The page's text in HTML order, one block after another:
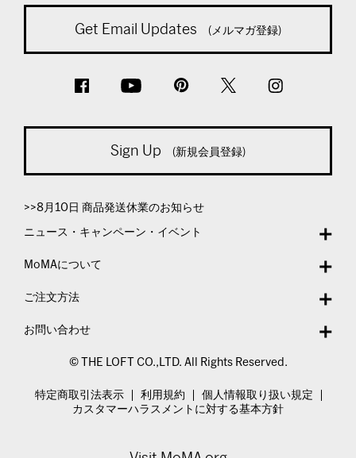
Get Email Updates (メルマガ登録)
Sign Up (新規会員登録)
>>8月10日 商品発送休業のお知らせ
ニュース・キャンペーン・イベント
MoMAについて
ご注文方法
お問い合わせ
© THE LOFT CO.,LTD. All Rights Reserved.
特定商取引法表示 利用規約
個人情報取り扱い規定
カスタマーハラスメントに対する基本方針